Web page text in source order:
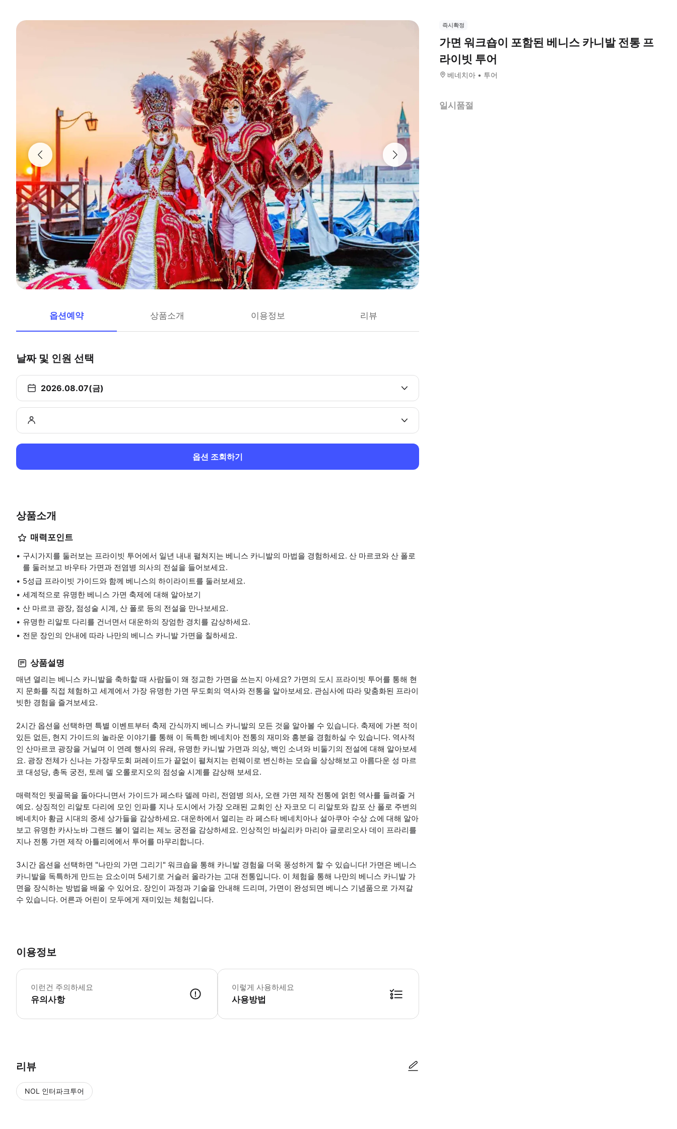
옵션예약 상품소개 이용정보 리뷰
날짜 및 인원 선택
2026.08.07(금)
옵션 조회하기
상품소개
매력포인트
구시가지를 둘러보는 프라이빗 투어에서 일년 내내 펼쳐지는 베니스 카니발의 마법을 경험하세요. 산 마르코와 산 폴로
를 둘러보고 바우타 가면과 전염병 의사의 전설을 들어보세요.
5성급 프라이빗 가이드와 함께 베니스의 하이라이트를 둘러보세요.
세계적으로 유명한 베니스 가면 축제에 대해 알아보기
산 마르코 광장, 점성술 시계, 산 폴로 등의 전설을 만나보세요.
유명한 리알토 다리를 건너면서 대운하의 장엄한 경치를 감상하세요.
전문 장인의 안내에 따라 나만의 베니스 카니발 가면을 칠하세요.
상품설명
매년 열리는 베니스 카니발을 축하할 때 사람들이 왜 정교한 가면을 쓰는지 아세요? 가면의 도시 프라이빗 투어를 통해 현
지 문화를 직접 체험하고 세계에서 가장 유명한 가면 무도회의 역사와 전통을 알아보세요. 관심사에 따라 맞춤화된 프라이
빗한 경험을 즐겨보세요.
2시간 옵션을 선택하면 특별 이벤트부터 축제 간식까지 베니스 카니발의 모든 것을 알아볼 수 있습니다. 축제에 가본 적이
있든 없든, 현지 가이드의 놀라운 이야기를 통해 이 독특한 베네치아 전통의 재미와 흥분을 경험하실 수 있습니다. 역사적
인 산마르코 광장을 거닐며 이 연례 행사의 유래, 유명한 카니발 가면과 의상, 백인 소녀와 비둘기의 전설에 대해 알아보세
요. 광장 전체가 신나는 가장무도회 퍼레이드가 끝없이 펼쳐지는 런웨이로 변신하는 모습을 상상해보고 아름다운 성 마르
코 대성당, 총독 궁전, 토레 델 오롤로지오의 점성술 시계를 감상해 보세요.
매력적인 뒷골목을 돌아다니면서 가이드가 페스타 델레 마리, 전염병 의사, 오랜 가면 제작 전통에 얽힌 역사를 들려줄 거
예요. 상징적인 리알토 다리에 모인 인파를 지나 도시에서 가장 오래된 교회인 산 자코모 디 리알토와 캄포 산 폴로 주변의
베네치아 황금 시대의 중세 상가들을 감상하세요. 대운하에서 열리는 라 페스타 베네치아나 설아쿠아 수상 쇼에 대해 알아
보고 유명한 카사노바 그랜드 볼이 열리는 제노 궁전을 감상하세요. 인상적인 바실리카 마리아 글로리오사 데이 프라리를
지나 전통 가면 제작 아틀리에에서 투어를 마무리합니다.
3시간 옵션을 선택하면 "나만의 가면 그리기" 워크숍을 통해 카니발 경험을 더욱 풍성하게 할 수 있습니다! 가면은 베니스
카니발을 독특하게 만드는 요소이며 5세기로 거슬러 올라가는 고대 전통입니다. 이 체험을 통해 나만의 베니스 카니발 가
면을 장식하는 방법을 배울 수 있어요. 장인이 과정과 기술을 안내해 드리며, 가면이 완성되면 베니스 기념품으로 가져갈
수 있습니다. 어른과 어린이 모두에게 재미있는 체험입니다.
이용정보
이런건 주의하세요
유의사항
투어 전날 이메일을 확인하여 중요한 정보를 받으시기 바랍니다. 늦을 경우 전체 일정을 즐길 수 없으므로 미팅 장소에 정시에 도착해 주시기 바랍니다. 어
이렇게 사용하세요
사용방법
리뷰
NOL 인터파크투어
즉시확정
가면 워크숍이 포함된 베니스 카니발 전통 프
라이빗 투어
베네치아 투어
일시품절